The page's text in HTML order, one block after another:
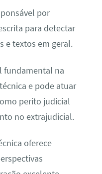
por
para detectar
e textos em geral.
fundamental na
e pode atuar
perito judicial
no extrajudicial.
oferece